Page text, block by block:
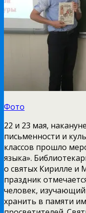
Фото
22 и 23 мая,
письменности и
классов прошло
языка».
о святых Кирилле и
праздник
человек, изучающий
хранить в памяти